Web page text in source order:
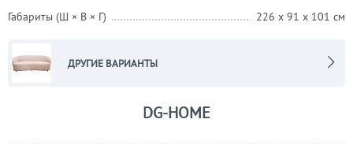
Габариты (Ш × В × Г) 226 x 91 x 101 см
ДРУГИЕ ВАРИАНТЫ
DG-HOME